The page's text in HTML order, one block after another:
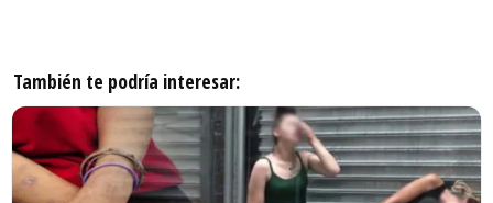
También te podría interesar: